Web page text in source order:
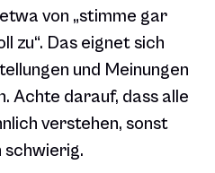
von „stimme gar
zu“. Das eignet sich
und Meinungen
Achte darauf, dass alle
verstehen, sonst